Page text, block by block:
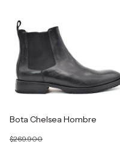
Bota Chelsea Hombre
$269.900